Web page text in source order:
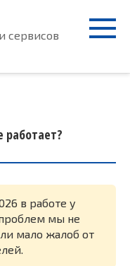
сервисов
работает?
в работе у
мы не
мало жалоб от